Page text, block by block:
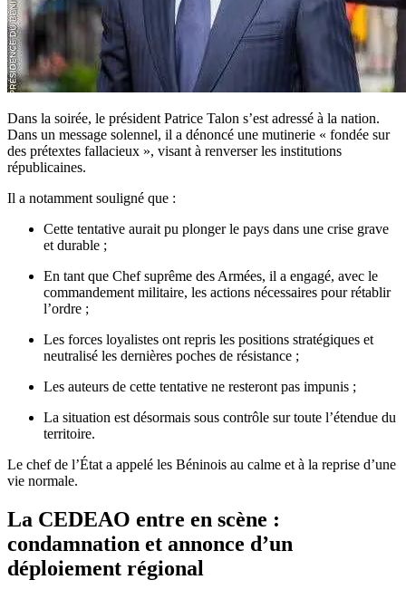
Dans la soirée, le président Patrice Talon s’est adressé à la nation.
Dans un message solennel, il a dénoncé une mutinerie « fondée sur
des prétextes fallacieux », visant à renverser les institutions
républicaines.
Il a notamment souligné que :
Cette tentative aurait pu plonger le pays dans une crise grave
et durable ;
En tant que Chef suprême des Armées, il a engagé, avec le
commandement militaire, les actions nécessaires pour rétablir
l’ordre ;
Les forces loyalistes ont repris les positions stratégiques et
neutralisé les dernières poches de résistance ;
Les auteurs de cette tentative ne resteront pas impunis ;
La situation est désormais sous contrôle sur toute l’étendue du
territoire.
Le chef de l’État a appelé les Béninois au calme et à la reprise d’une
vie normale.
La CEDEAO entre en scène :
condamnation et annonce d’un
déploiement régional